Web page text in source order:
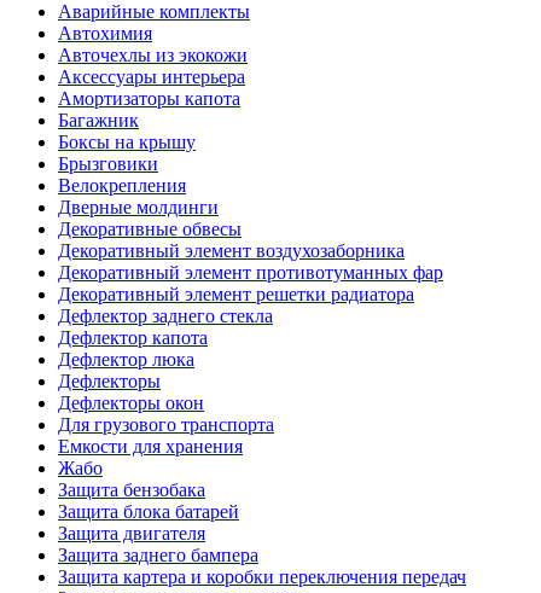
Аварийные комплекты
Автохимия
Авточехлы из экокожи
Аксессуары интерьера
Амортизаторы капота
Багажник
Боксы на крышу
Брызговики
Велокрепления
Дверные молдинги
Декоративные обвесы
Декоративный элемент воздухозаборника
Декоративный элемент противотуманных фар
Декоративный элемент решетки радиатора
Дефлектор заднего стекла
Дефлектор капота
Дефлектор люка
Дефлекторы
Дефлекторы окон
Для грузового транспорта
Емкости для хранения
Жабо
Защита бензобака
Защита блока батарей
Защита двигателя
Защита заднего бампера
Защита картера и коробки переключения передач